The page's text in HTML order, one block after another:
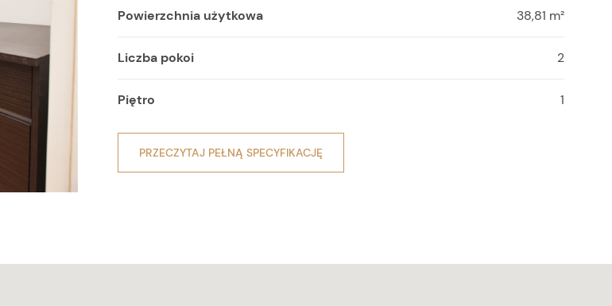
Powierzchnia użytkowa 38,81 m²
Liczba pokoi 2
Piętro 1
PRZECZYTAJ PEŁNĄ SPECYFIKACJĘ